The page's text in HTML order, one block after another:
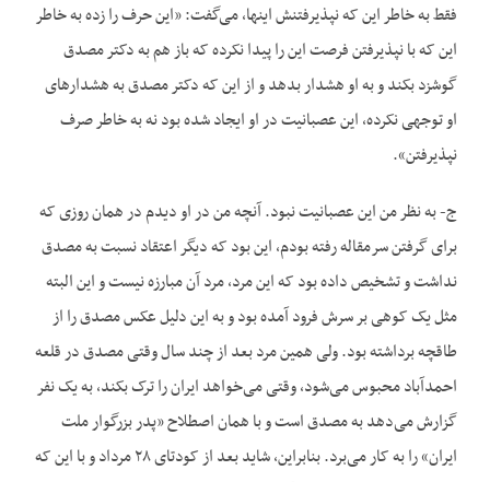
فقط به خاطر این که نپذیرفتنش اینها، می‌گفت: «این حرف را زده به خاطر
این که با نپذیرفتن فرصت این را پیدا نکرده که باز هم به دکتر مصدق
گوشزد بکند و به او هشدار بدهد و از این که دکتر مصدق به هشدارهای
او توجهی نکرده، این عصبانیت در او ایجاد شده بود نه به خاطر صرف
نپذیرفتن».
ج- به نظر من این عصبانیت نبود. آنچه من در او دیدم در همان روزی که
برای گرفتن سرمقاله رفته بودم، این بود که دیگر اعتقاد نسبت به مصدق
نداشت و تشخیص داده بود که این مرد، مرد آن مبارزه نیست و این البته
مثل یک کوهی بر سرش فرود آمده بود و به این دلیل عکس مصدق را از
طاقچه برداشته بود. ولی همین مرد بعد از چند سال وقتی مصدق در قلعه
احمدآباد محبوس می‌شود، وقتی می‌خواهد ایران را ترک بکند، به یک نفر
گزارش می‌دهد به مصدق است و با همان اصطلاح «پدر بزرگوار ملت
ایران» را به کار می‌برد. بنابراین، شاید بعد از کودتای ۲۸ مرداد و با این که